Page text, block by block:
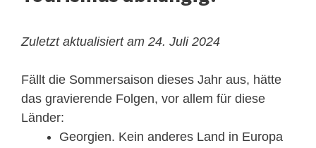
Zuletzt aktualisiert am 24. Juli 2024
Fällt die Sommersaison dieses Jahr aus, hätte
das gravierende Folgen, vor allem für diese
Länder:
Georgien. Kein anderes Land in Europa